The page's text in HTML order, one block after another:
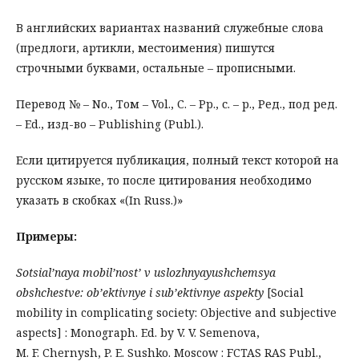
В английских вариантах названий служебные слова
(предлоги, артикли, местоимения) пишутся
строчными буквами, остальные – прописными.
Перевод № – No., Том – Vol., С. – Pp., с. – p., Ред., под ред.
– Ed., изд-во – Publishing (Publ.).
Если цитируется публикация, полный текст которой на
русском языке, то после цитирования необходимо
указать в скобках «(In Russ.)»
Примеры:
Sotsial’naya mobil’nost’ v uslozhnyayushchemsya
obshchestve: ob’ektivnye i sub’ektivnye aspekty [Social
mobility in complicating society: Objective and subjective
aspects] : Monograph. Ed. by V. V. Semenova,
M. F. Chernysh, P. E. Sushko. Moscow : FCTAS RAS Publ.,